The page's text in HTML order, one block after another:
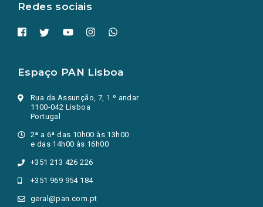
Redes sociais
Espaço PAN Lisboa
Rua da Assunção, 7, 1.º andar
1100-042 Lisboa
Portugal
2ª a 6ª das 10h00 às 13h00
e das 14h00 às 16h00
+351 213 426 226
+351 969 954 184
geral@pan.com.pt